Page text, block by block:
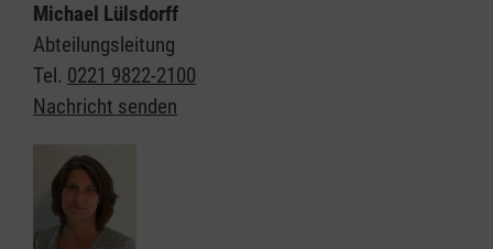
Michael Lülsdorff
Abteilungsleitung
Tel. 0221 9822-2100
Nachricht senden